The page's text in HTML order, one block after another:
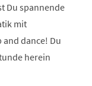
Du spannende
mit
dance! Du
herein